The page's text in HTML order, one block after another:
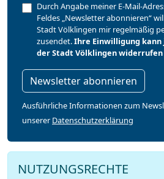
Durch Angabe meiner E-Mail-
Feldes „Newsletter abonnieren“
Stadt Völklingen mir regelmäßig
zusendet.Ihre Einwilligung
der Stadt Völklingen
Newsletter abonnieren
Ausführliche Informationen zum
unserer Datenschutzerklärung
NUTZUNGSRECHTE